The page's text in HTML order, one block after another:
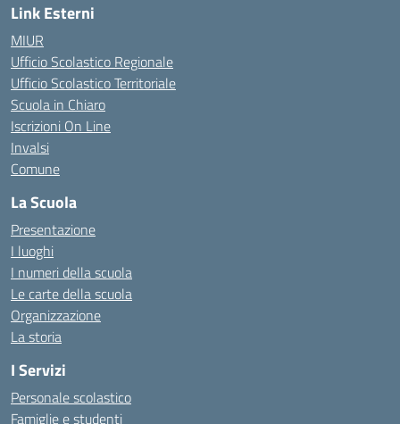
Link Esterni
MIUR
Ufficio Scolastico Regionale
Ufficio Scolastico Territoriale
Scuola in Chiaro
Iscrizioni On Line
Invalsi
Comune
La Scuola
Presentazione
I luoghi
I numeri della scuola
Le carte della scuola
Organizzazione
La storia
I Servizi
Personale scolastico
Famiglie e studenti